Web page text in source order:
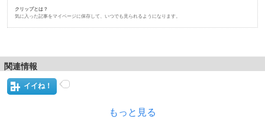
クリップとは？
気に入った記事をマイページに保存して、いつでも見られるようになります。
関連情報
イイね！
もっと見る